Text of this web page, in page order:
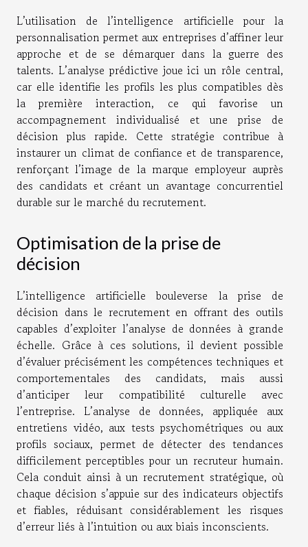
L’utilisation de l’intelligence artificielle pour la
personnalisation permet aux entreprises d’affiner leur
approche et de se démarquer dans la guerre des
talents. L’analyse prédictive joue ici un rôle central,
car elle identifie les profils les plus compatibles dès
la première interaction, ce qui favorise un
accompagnement individualisé et une prise de
décision plus rapide. Cette stratégie contribue à
instaurer un climat de confiance et de transparence,
renforçant l’image de la marque employeur auprès
des candidats et créant un avantage concurrentiel
durable sur le marché du recrutement.
Optimisation de la prise de
décision
L’intelligence artificielle bouleverse la prise de
décision dans le recrutement en offrant des outils
capables d’exploiter l’analyse de données à grande
échelle. Grâce à ces solutions, il devient possible
d’évaluer précisément les compétences techniques et
comportementales des candidats, mais aussi
d’anticiper leur compatibilité culturelle avec
l’entreprise. L’analyse de données, appliquée aux
entretiens vidéo, aux tests psychométriques ou aux
profils sociaux, permet de détecter des tendances
difficilement perceptibles pour un recruteur humain.
Cela conduit ainsi à un recrutement stratégique, où
chaque décision s’appuie sur des indicateurs objectifs
et fiables, réduisant considérablement les risques
d’erreur liés à l’intuition ou aux biais inconscients.